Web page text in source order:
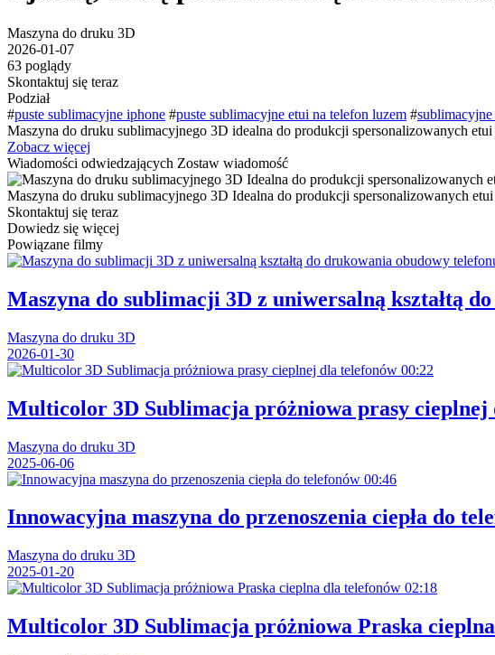
Maszyna do druku 3D
2026-01-07
63 poglądy
Skontaktuj się teraz
Podział
#puste sublimacyjne iphone #puste sublimacyjne etui na telefon luzem #
Maszyna do druku sublimacyjnego 3D idealna do produkcji spersonalizowanych
Zobacz więcej
Wiadomości odwiedzających Zostaw wiadomość
Maszyna do druku sublimacyjnego 3D Idealna do produkcji spersonalizowanych
Skontaktuj się teraz
Dowiedz się więcej
Powiązane filmy
Maszyna do sublimacji 3D z uniwersalną kształtą
Maszyna do druku 3D
2026-01-30
00:22
Multicolor 3D Sublimacja próżniowa prasy cieplnej
Maszyna do druku 3D
2025-06-06
00:46
Innowacyjna maszyna do przenoszenia ciepła do
Maszyna do druku 3D
2025-01-20
02:18
Multicolor 3D Sublimacja próżniowa Praska